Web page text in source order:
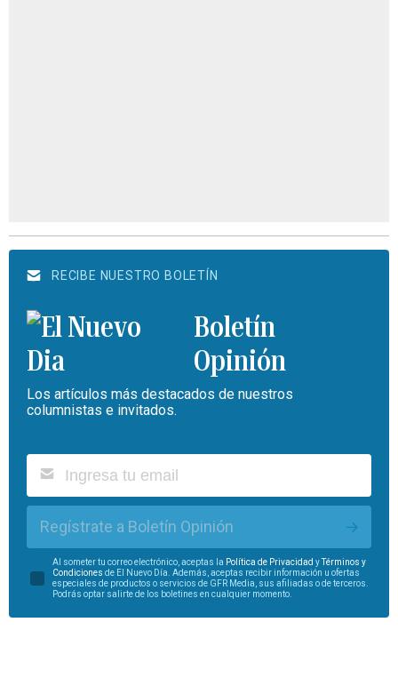
RECIBE NUESTRO BOLETÍN
Boletín
Opinión
Los artículos más destacados de nuestros
columnistas e invitados.
Regístrate a Boletín Opinión
Al someter tu correo electrónico, aceptas la Política de Privacidad y
Términos y
Condiciones de El Nuevo Día. Además, aceptas recibir información u ofertas
especiales de productos o servicios de GFR Media, sus afiliadas o de terceros.
Podrás optar salirte de los boletines en cualquier momento.